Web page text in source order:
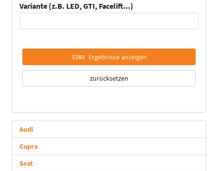
Variante (z.B. LED, GTI, Facelift...)
3380 Ergebnisse anzeigen
zurücksetzen
Audi
Cupra
Seat